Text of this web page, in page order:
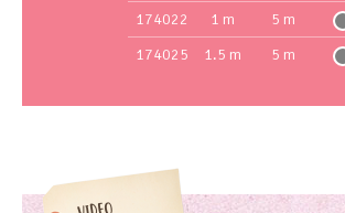
174022 1 m
5 m
174025
1.5 m 5 m